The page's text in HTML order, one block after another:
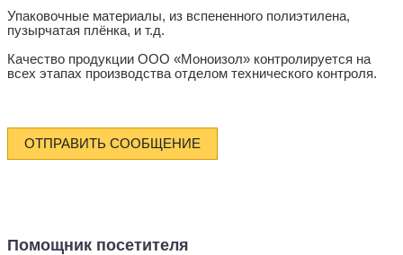
Упаковочные материалы, из вспененного полиэтилена,
пузырчатая плёнка, и т.д.
Качество продукции ООО «Моноизол» контролируется на
всех этапах производства отделом технического контроля.
ОТПРАВИТЬ СООБЩЕНИЕ
Помощник посетителя